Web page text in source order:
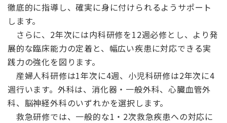
徹底的に指導し、確実に身に付けられるようサポート
します。
さらに、2年次には内科研修を12週必修とし、より発
展的な臨床能力の定着と、幅広い疾患に対応できる実
践力の強化を図ります。
産婦人科研修は1年次に4週、小児科研修は2年次に4
週行います。外科は、消化器・一般外科、心臓血管外
科、脳神経外科のいずれかを選択します。
救急研修では、一般的な1・2次救急疾患への対応に